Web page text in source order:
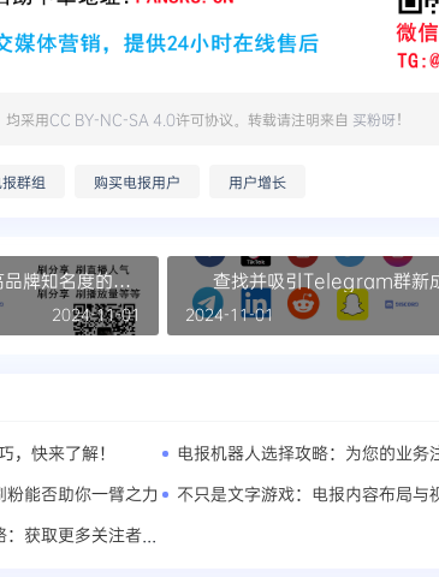
均采用CC BY-NC-SA 4.0许可协议。转载请注明来自 买粉呀！
报群组 购买电报用户 用户增长
牌知名度的有
2024-11-01
查找并吸引Telegram群新
2024-11-01
，快来了解！
电报机器人选择攻略：为您的业务
能否助你一臂之力